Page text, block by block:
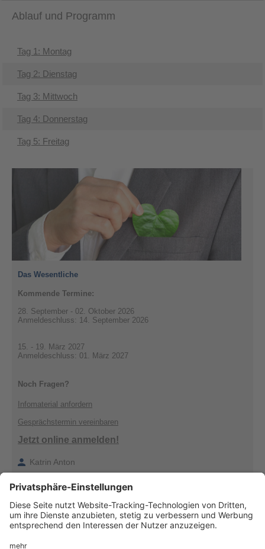
Ablauf und Programm
Tag 1: Montag
Tag 2: Dienstag
Tag 3: Mittwoch
Tag 4: Donnerstag
Tag 5: Freitag
Das Wesentliche
Kommende Termine:
28. September - 02. Oktober 2026
Anmeldeschluss: 14. September 2026
15. - 19. März 2027
Anmeldeschluss: 01. März 2027
Noch Fragen?
Infomaterial anfordern
Gesprächstermin vereinbaren
Jetzt online anmelden!
Katrin Anton
Verantwortlich für die Redaktion: